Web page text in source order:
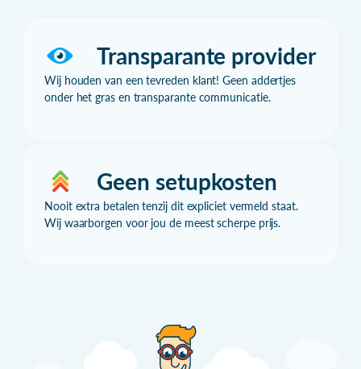
Transparante provider
Wij houden van een tevreden klant! Geen addertjes
onder het gras en transparante communicatie.
Geen setupkosten
Nooit extra betalen tenzij dit expliciet vermeld staat.
Wij waarborgen voor jou de meest scherpe prijs.